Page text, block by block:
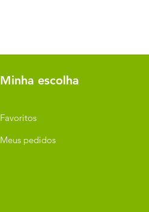
Minha escolha
Favoritos
Meus pedidos